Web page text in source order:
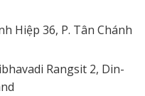
Hiệp 36, P. Tân Chánh
Rangsit 2, Din-